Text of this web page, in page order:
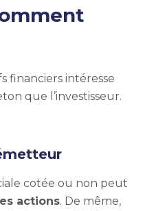
financiers intéresse
que l’investisseur.
cotée ou non peut
actions. De même,